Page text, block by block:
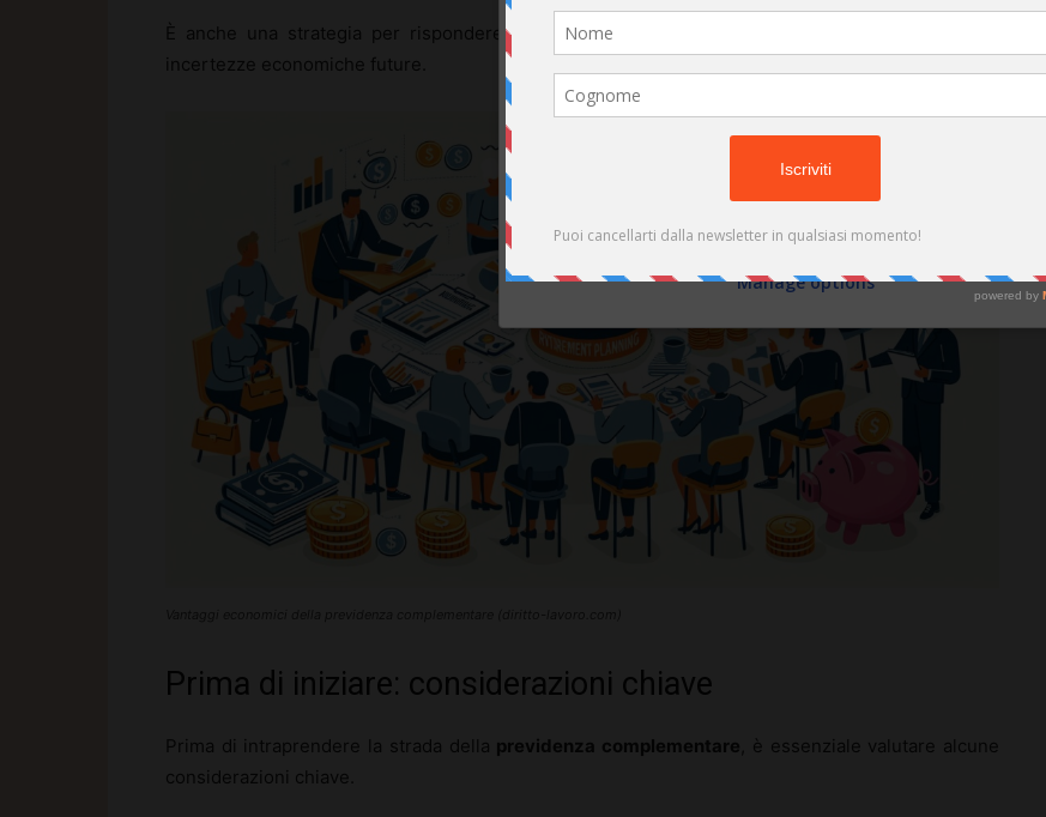
È anche una strategia per rispondere alla crescente instabilità del mercato del lavoro e alle
incertezze economiche future.
Prima di iniziare: considerazioni chiave
Prima di intraprendere la strada della previdenza complementare , è essenziale valutare alcune
considerazioni chiave.
(cookies, unique identifiers, and other device data) may be stored by,
accessed by and shared with 681 partners, or used specifically by this
site. We and our partners may use precise geolocation data.List of
partners.
Some vendors may process your personal data on the basis of legitimate
interest, which you can object to by managing your options below. Look
for a link at the bottom of this page or in the site menu to manage or
withdraw consent in privacy and cookie settings.
Manage options